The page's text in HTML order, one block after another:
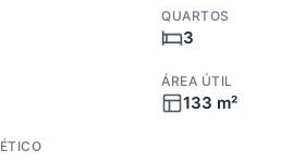
QUARTOS
3
ÁREA ÚTIL
133 m²